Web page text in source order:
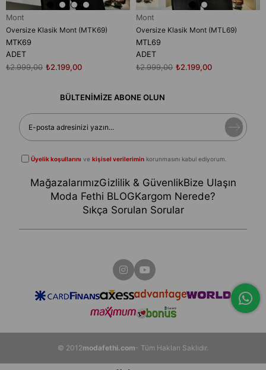
Mont
Oversize Klasik Mont (MTK69)
MTK69
ADET
₺2.199,00
₺2.999,00
Mont
Oversize Klasik Mont (MTL69)
MTL69
ADET
₺2.199,00
₺2.999,00
BÜLTENİMİZE ABONE OLUN
Üyelik koşullarını vekişisel verilerimin korunmasını kabul ediyorum.
MağazalarımızGizlilik & GüvenlikBize Ulaşın
Moda Fethi BLOGKargom Nerede?
Sıkça Sorulan Sorular
© 2012modafethi.com- Tüm Hakları Saklıdır.